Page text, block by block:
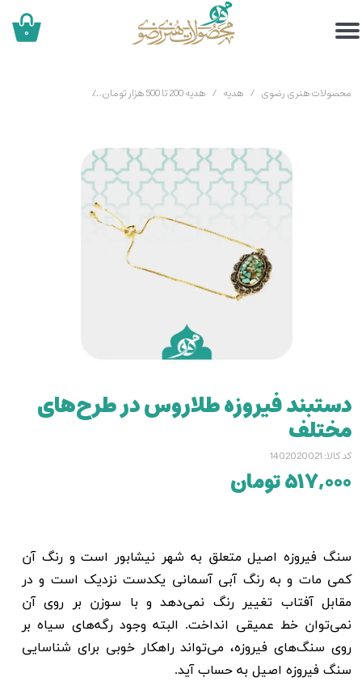
۰
محصولات هنری رضوی هدیه هدیه 200 تا 500 هزار تومان
دستبند فیروزه طلاروس در طرح‌های
مختلف
کد کالا: 1402020021
۵۱۷,۰۰۰ تومان
سنگ فیروزه اصیل متعلق به شهر نیشابور است و رنگ آن
کمی مات و به رنگ آبی آسمانی یکدست نزدیک است و در
مقابل آفتاب تغییر رنگ نمی‌دهد و با سوزن بر روی آن
نمی‌توان خط عمیقی انداخت. البته وجود رگه‌های سیاه بر
روی سنگ‌های فیروزه، می‌تواند راهکار خوبی برای شناسایی
سنگ فیروزه اصیل به حساب آید.